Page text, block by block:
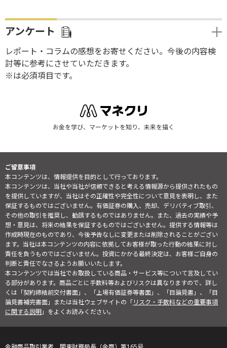
アンケート
レポート・コラムの感想をお寄せください。今後の内容検
討等に参考にさせていただきます。
※は必須項目です。
お金を学び、マーケットを知り、未来を描く
ご留意事項
本コンテンツは、情報提供を目的として行っております。
本コンテンツは、当社や当社が信頼できると考える情報源から提供されたもの
を提供していますが、当社はその正確性や完全性について意見を表明し、また
保証するものではございません。有価証券の購入、売却、デリバティブ取引、
その他の取引を推奨し、勧誘するものではありません。また、過去の実績や予
想・意見は、将来の結果を保証するものではございません。提供する情報等は
作成時現在のものであり、今後予告なしに変更または削除されることがござい
ます。当社は本コンテンツの内容に依拠してお客様が取った行動の結果に対し
責任を負うものではございません。投資にかかる最終決定は、お客様ご自身の
判断と責任でなさるようお願いいたします。
本コンテンツでは当社でお取扱している商品・サービス等について言及してい
る部分があります。商品ごとに手数料等およびリスクは異なりますので、詳し
くは「契約締結前交付書面」、「上場有価証券等書面」、「目論見書」、「目
論見書補完書面」または当社ウェブサイトの「リスク・手数料などの重要事項
に関する説明」をよくお読みください。